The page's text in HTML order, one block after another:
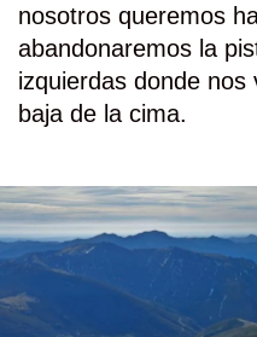
nosotros queremos
abandonaremos la
izquierdas donde
baja de la cima.